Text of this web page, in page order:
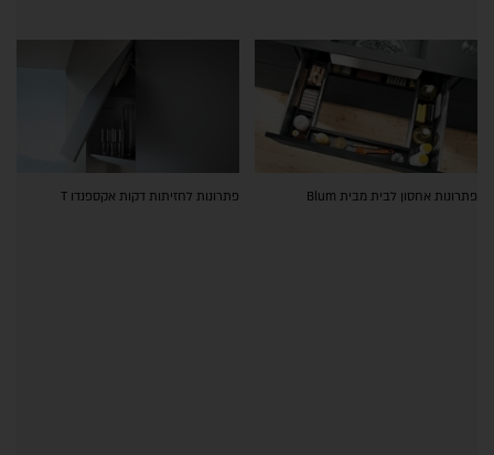
פתרונות אחסון לבית מבית Blum פתרונות לחזיתות דקות אקספנדו T